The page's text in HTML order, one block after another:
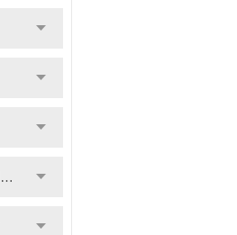
发动机燃料饱和蒸气压测定仪